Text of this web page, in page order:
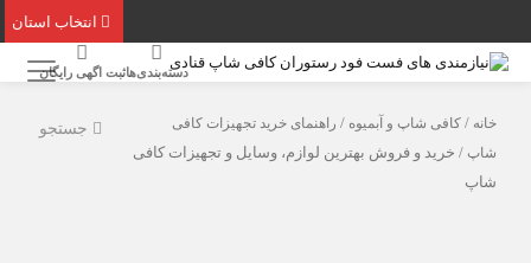
انتخاب استان
دسته‌بندی‌هاثبت اگهی رایگان
جستجو خانه/کافی شاپ و آبمیوه/راهنمای خرید تجهیزات کافی
شاپ/ خرید و فروش بهترین لوازم، وسایل و تجهیزات کافی
شاپ